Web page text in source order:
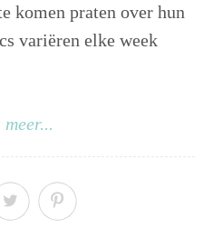
komen praten over hun
variëren elke week
meer...